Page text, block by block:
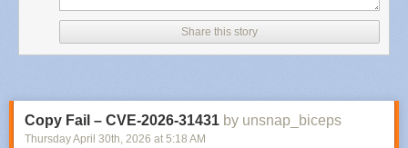
Share this story
Copy Fail – CVE-2026-31431 by unsnap_biceps
Thursday April 30th, 2026 at 5:18 AM